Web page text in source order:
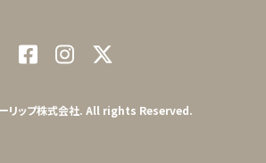
リップ株式会社. All rights Reserved.